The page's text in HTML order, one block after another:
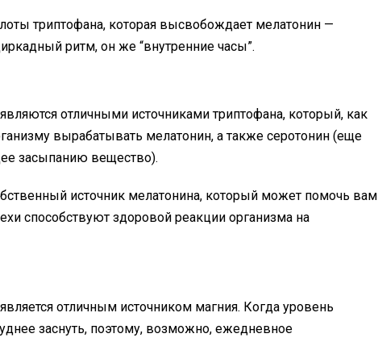
триптофана, которая высвобождает мелатонин —
ритм, он же “внутренние часы”.
отличными источниками триптофана, который, как
вырабатывать мелатонин, а также серотонин (еще
засыпанию вещество).
источник мелатонина, который может помочь вам
способствуют здоровой реакции организма на
отличным источником магния. Когда уровень
заснуть, поэтому, возможно, ежедневное